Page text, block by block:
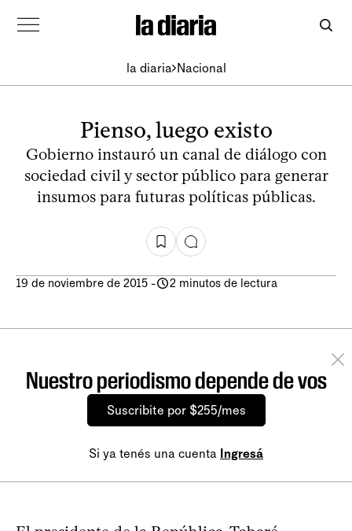
la diaria Nacional
Pienso, luego existo
Gobierno instauró un canal de diálogo con
sociedad civil y sector público para generar
insumos para futuras políticas públicas.
19 de noviembre de 2015 - 2 minutos de lectura
Nuestro periodismo depende de vos
Suscribite por $255/mes
Si ya tenés una cuenta Ingresá